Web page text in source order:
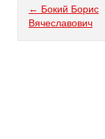
← Бокий Борис
Вячеславович